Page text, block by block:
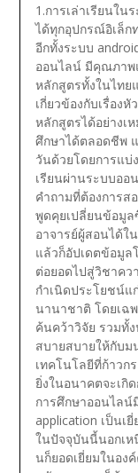
1.การเล่าเรียนใ
ได้ทุกอุปกรณ์อิเล็ก
อีกทั้งระบบ
ออนไลน์ มีคุณภาพ
หลักสูตรทั้งในไทย
เกี่ยวข้องกับเรื่อง
หลักสูตรได้อย่างเ
ศึกษาได้ตลอดชีพ
วันด้วยโดยการแบ่
เรียนผ่านระบบออ
คำถามที่ต้องการส
พูดคุยเปลี่ยนข้อมูล
อาจารย์ผู้สอนได้ใ
แล้วก็อัปเดตข้อมูล
ต่อยอดไปสู่วิชาค
กำเนิดประโยชน์
นานาชาติ โดยเฉพ
ค้นคว้าวิจัย รวมทั้
สบายสบายให้กับม
เทคโนโลยีที่ก้าวก
ยิ่งในอนาคตจะเกิ
การศึกษาออนไลน์
application เป็นเ
ในปัจจุบันนี้นอกเห
นก็ยอดเยี่ยมในอ